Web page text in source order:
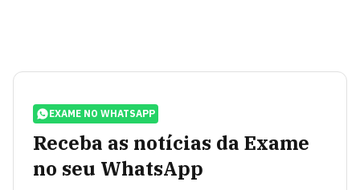
EXAME NO WHATSAPP
Receba as notícias da Exame
no seu WhatsApp